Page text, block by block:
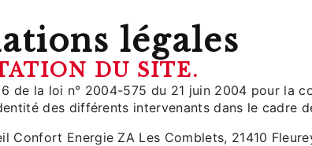
légales
DU SITE.
de la loi n° 2004-575 du 21 juin 2004 pour la
des différents intervenants dans le cadre
Confort Energie ZA Les Comblets, 21410